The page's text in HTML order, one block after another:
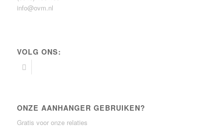
info@ovm.nl
VOLG ONS:
ONZE AANHANGER GEBRUIKEN?
Gratis voor onze relaties